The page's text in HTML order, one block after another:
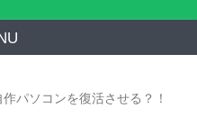
パソコンを復活させる？！